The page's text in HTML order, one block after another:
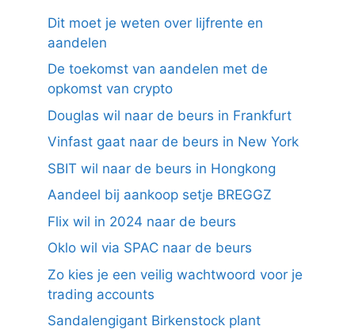
Dit moet je weten over lijfrente en
aandelen
De toekomst van aandelen met de
opkomst van crypto
Douglas wil naar de beurs in Frankfurt
Vinfast gaat naar de beurs in New York
SBIT wil naar de beurs in Hongkong
Aandeel bij aankoop setje BREGGZ
Flix wil in 2024 naar de beurs
Oklo wil via SPAC naar de beurs
Zo kies je een veilig wachtwoord voor je
trading accounts
Sandalengigant Birkenstock plant